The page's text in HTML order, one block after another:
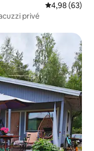
Évaluation
4,98 (63)
privé